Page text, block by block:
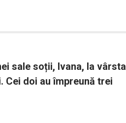
sale soții, Ivana, la vârsta
Cei doi au împreună trei